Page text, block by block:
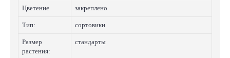
Цветение закреплено
Тип: сортовики
Размер
растения:
стандарты